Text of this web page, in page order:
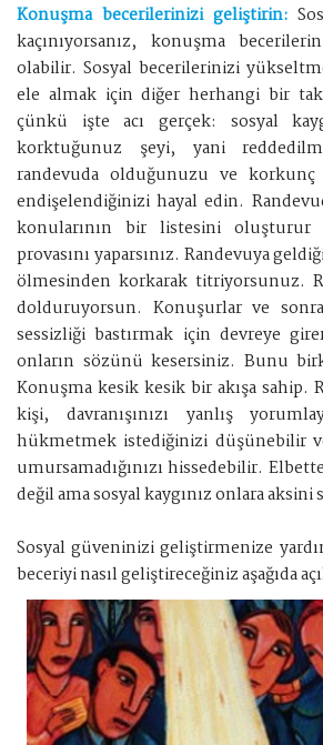
Konuşma becerilerinizi geliştirin:
kaçınıyorsanız, konuşma
olabilir. Sosyal becerilerinizi
ele almak için diğer herhangi bir
çünkü işte acı gerçek: sosyal
korktuğunuz şeyi, yani
randevuda olduğunuzu ve
endişelendiğinizi hayal edin.
konularının bir listesini oluşturur
provasını yaparsınız. Randevuya
ölmesinden korkarak titriyorsunuz.
dolduruyorsun. Konuşurlar ve
sessizliği bastırmak için devreye
onların sözünü kesersiniz. Bunu
Konuşma kesik kesik bir akışa sahip.
kişi, davranışınızı yanlış
hükmetmek istediğinizi düşünebilir
umursamadığınızı hissedebilir.
değil ama sosyal kaygınız onlara aksini
Sosyal güveninizi geliştirmenize
beceriyi nasıl geliştireceğiniz aşağıda